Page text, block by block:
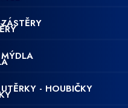
ZÁSTĚRY
MÝDLA
UTĚRKY - HOUBIČKY